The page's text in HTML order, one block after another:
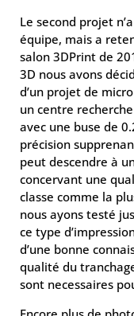
Le second projet
équipe, mais a
salon 3DPrint de
3D nous avons
d’un projet de
un centre
avec une buse de
précision
peut descendre à
concervant une
classe comme la
nous ayons testé
ce type
d’une bonne
qualité du
sont necessaires